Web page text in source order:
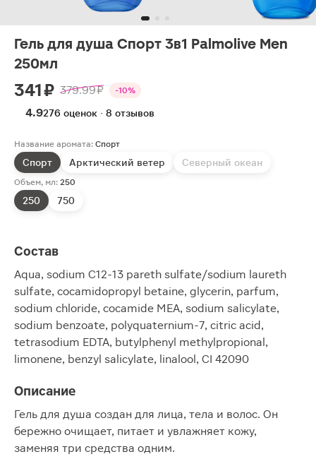
Гель для душа Спорт 3в1 Palmolive Men
250мл
341 ₽ 379.99 ₽ -10%
4.9276 оценок · 8 отзывов
Название аромата: Спорт
Спорт Арктический ветер Северный океан
Объем, мл: 250
250 750
Состав
Aqua, sodium C12-13 pareth sulfate/sodium laureth
sulfate, cocamidopropyl betaine, glycerin, parfum,
sodium chloride, cocamide MEA, sodium salicylate,
sodium benzoate, polyquaternium-7, citric acid,
tetrasodium EDTA, butylphenyl methylpropional,
limonene, benzyl salicylate, linalool, CI 42090
Описание
Гель для душа создан для лица, тела и волос. Он
бережно очищает, питает и увлажняет кожу,
заменяя три средства одним.